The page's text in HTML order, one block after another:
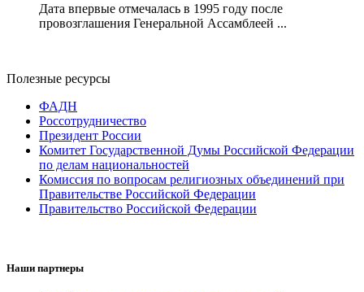
Дата впервые отмечалась в 1995 году после
провозглашения Генеральной Ассамблеей ...
Полезные ресурсы
ФАДН
Россотрудничество
Президент России
Комитет Государственной Думы Российской Федерации
по делам национальностей
Комиссия по вопросам религиозных объединений при
Правительстве Российской Федерации
Правительство Российской Федерации
Наши партнеры